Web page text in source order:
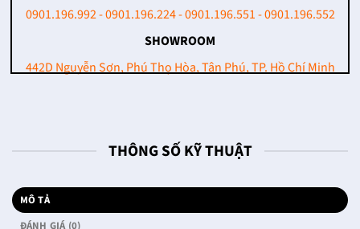
0901.196.992 - 0901.196.224 - 0901.196.551 - 0901.196.552
SHOWROOM
442D Nguyễn Sơn, Phú Thọ Hòa, Tân Phú, TP. Hồ Chí Minh
THÔNG SỐ KỸ THUẬT
MÔ TẢ
ĐÁNH GIÁ (0)